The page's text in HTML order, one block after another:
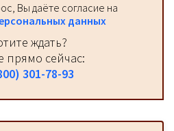
Вы даёте согласие на
данных
ждать?
прямо сейчас:
301-78-93